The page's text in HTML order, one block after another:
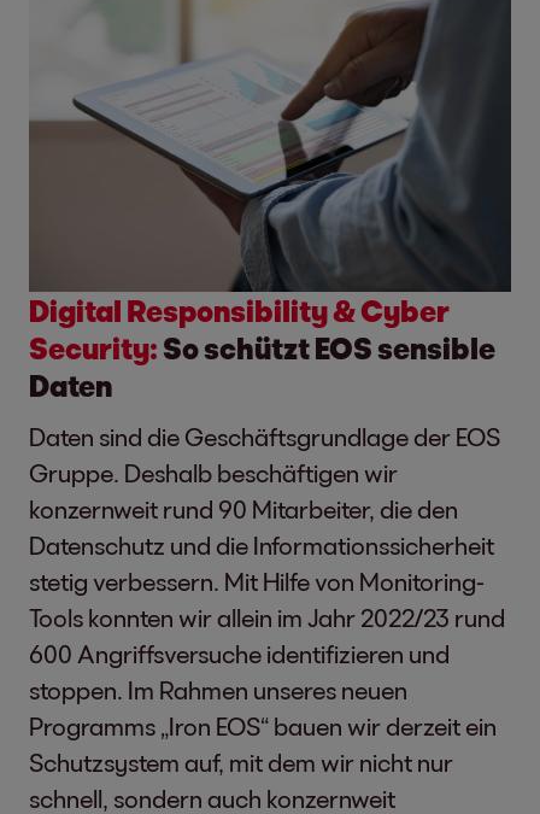
Digital Responsibility & Cyber
Security: So schützt EOS sensible
Daten
Daten sind die Geschäftsgrundlage der EOS
Gruppe. Deshalb beschäftigen wir
konzernweit rund 90 Mitarbeiter, die den
Datenschutz und die Informationssicherheit
stetig verbessern. Mit Hilfe von Monitoring-
Tools konnten wir allein im Jahr 2022/23 rund
600 Angriffsversuche identifizieren und
stoppen. Im Rahmen unseres neuen
Programms „Iron EOS“ bauen wir derzeit ein
Schutzsystem auf, mit dem wir nicht nur
schnell, sondern auch konzernweit